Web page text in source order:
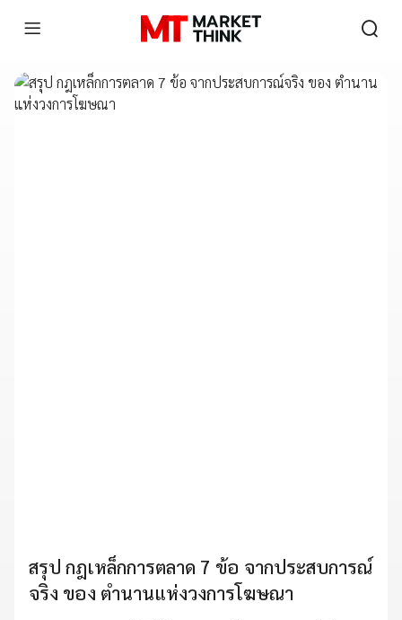
สรุป กฎเหล็กการตลาด 7 ข้อ จากประสบการณ์
จริง ของ ตำนานแห่งวงการโฆษณา